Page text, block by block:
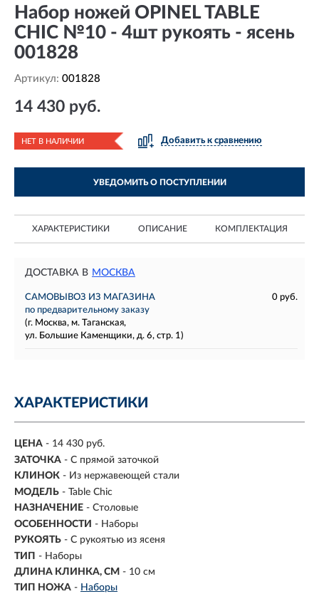
Набор ножей OPINEL TABLE
CHIC №10 - 4шт рукоять - ясень
001828
Артикул: 001828
14 430 руб.
НЕТ В НАЛИЧИИ Добавить к сравнению
УВЕДОМИТЬ О ПОСТУПЛЕНИИ
ХАРАКТЕРИСТИКИ ОПИСАНИЕ КОМПЛЕКТАЦИЯ
ДОСТАВКА В МОСКВА
САМОВЫВОЗ ИЗ МАГАЗИНА
0 руб.
по предварительному заказу
(г. Москва, м. Таганская,
ул. Большие Каменщики, д. 6, стр. 1)
ХАРАКТЕРИСТИКИ
ЦЕНА - 14 430 руб.
ЗАТОЧКА - С прямой заточкой
КЛИНОК - Из нержавеющей стали
МОДЕЛЬ - Table Chic
НАЗНАЧЕНИЕ - Столовые
ОСОБЕННОСТИ - Наборы
РУКОЯТЬ - С рукоятью из ясеня
ТИП - Наборы
ДЛИНА КЛИНКА, СМ - 10 см
ТИП НОЖА - Наборы